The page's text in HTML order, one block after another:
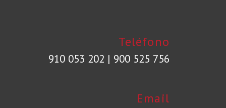
Teléfono
910 053 202 | 900 525 756
Email